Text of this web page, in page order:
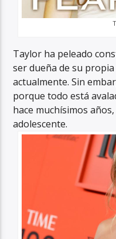
Taylor ha peleado
ser dueña de su
actualmente. Sin
porque todo está
hace muchísimos
adolescente.